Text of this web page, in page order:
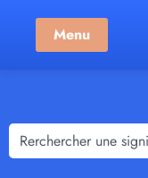
Menu